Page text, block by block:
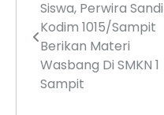
pos
Siswa, Perwira Sandi
Kodim 1015/Sampit
Berikan Materi
Wasbang Di SMKN 1
Sampit